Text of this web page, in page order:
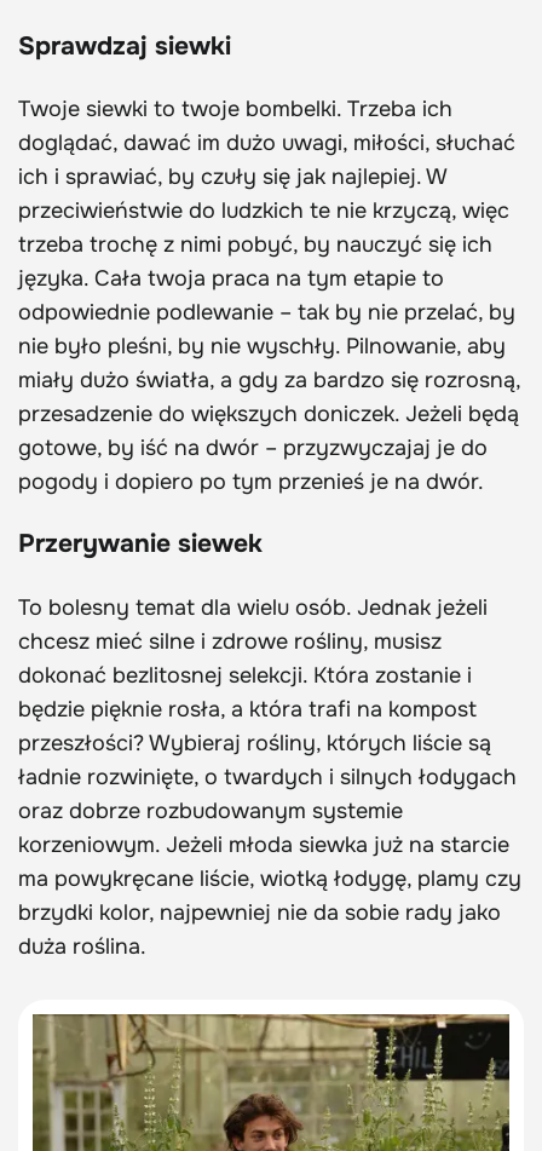
Sprawdzaj siewki
Twoje siewki to twoje bombelki. Trzeba ich
doglądać, dawać im dużo uwagi, miłości, słuchać
ich i sprawiać, by czuły się jak najlepiej. W
przeciwieństwie do ludzkich te nie krzyczą, więc
trzeba trochę z nimi pobyć, by nauczyć się ich
języka. Cała twoja praca na tym etapie to
odpowiednie podlewanie – tak by nie przelać, by
nie było pleśni, by nie wyschły. Pilnowanie, aby
miały dużo światła, a gdy za bardzo się rozrosną,
przesadzenie do większych doniczek. Jeżeli będą
gotowe, by iść na dwór – przyzwyczajaj je do
pogody i dopiero po tym przenieś je na dwór.
Przerywanie siewek
To bolesny temat dla wielu osób. Jednak jeżeli
chcesz mieć silne i zdrowe rośliny, musisz
dokonać bezlitosnej selekcji. Która zostanie i
będzie pięknie rosła, a która trafi na kompost
przeszłości? Wybieraj rośliny, których liście są
ładnie rozwinięte, o twardych i silnych łodygach
oraz dobrze rozbudowanym systemie
korzeniowym. Jeżeli młoda siewka już na starcie
ma powykręcane liście, wiotką łodygę, plamy czy
brzydki kolor, najpewniej nie da sobie rady jako
duża roślina.